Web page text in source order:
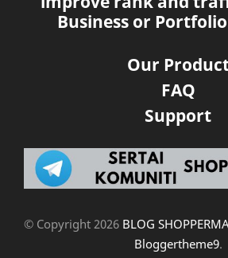
Business or
Our
FAQ
Support
© Copyright 2026 BLOG
Bloggertheme9.